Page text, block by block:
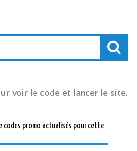
voir le code et lancer le site.
codes promo actualisés pour cette